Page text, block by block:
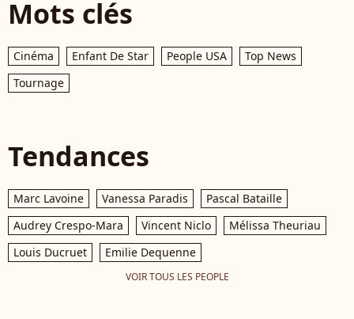
Mots clés
Cinéma Enfant De Star People USA
Top News
Tournage
Tendances
Marc Lavoine Vanessa Paradis
Pascal Bataille
Audrey Crespo-Mara
Vincent Niclo
Mélissa Theuriau
Louis Ducruet
Emilie Dequenne
VOIR TOUS LES PEOPLE